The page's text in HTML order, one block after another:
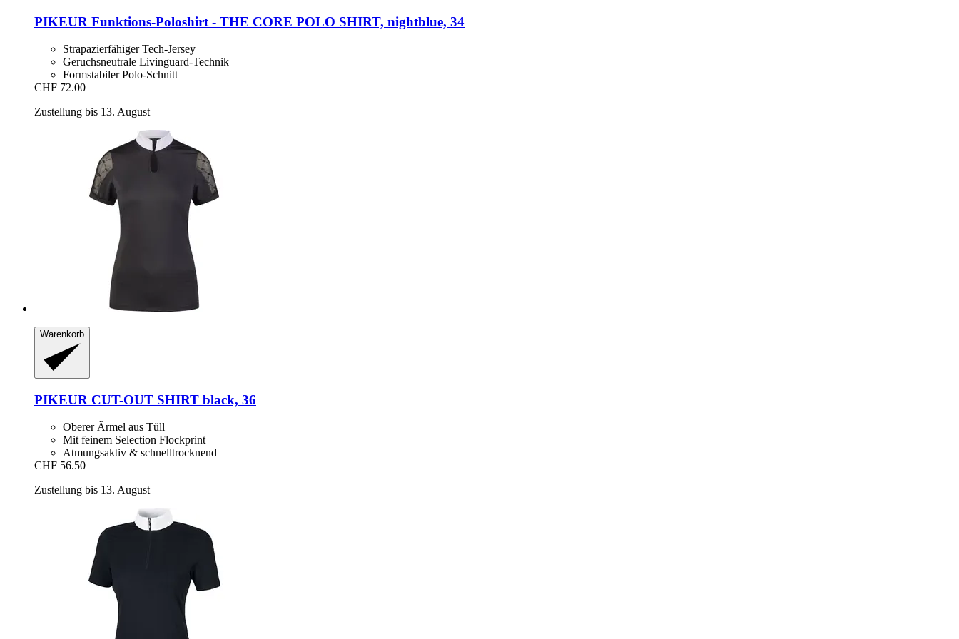
PIKEUR Funktions-​Poloshirt -​ THE CORE POLO SHIRT, nightblue, 34
Strapazierfähiger Tech-Jersey
Geruchsneutrale Livinguard-Technik
Formstabiler Polo-Schnitt
CHF 72.00
Zustellung bis 13. August
Warenkorb
PIKEUR CUT-​OUT SHIRT black, 36
Oberer Ärmel aus Tüll
Mit feinem Selection Flockprint
Atmungsaktiv & schnelltrocknend
CHF 56.50
Zustellung bis 13. August